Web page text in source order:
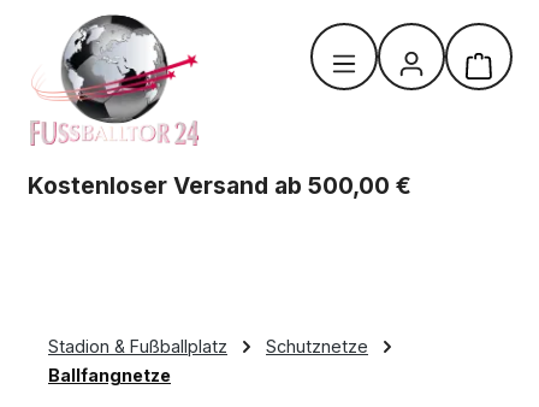
Zum Hauptinhalt springen
Kostenloser Versand ab 500,00 €
Stadion & Fußballplatz
Schutznetze
Ballfangnetze